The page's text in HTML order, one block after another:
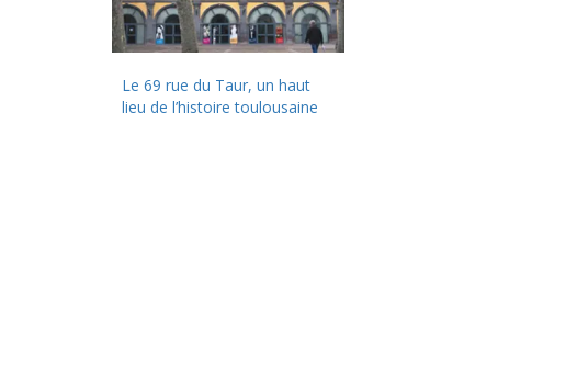
Le 69 rue du Taur, un haut
lieu de l’histoire toulousaine